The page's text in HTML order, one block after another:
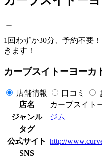
1回わずか30分、予約不要
きます！
カーブスイトーヨーカ
店舗情報 口コミ
店名
カーブスイト
ジャンル
ジム
タグ
公式サイト http://
SNS